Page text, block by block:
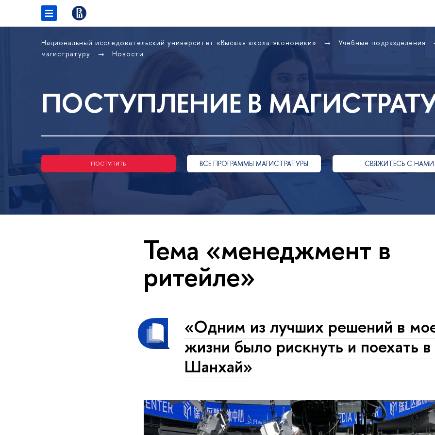
Национальный исследовательский университет «Высшая школа экономики»
Учебные подразделения
магистратуру
Новости
ПОСТУПЛЕНИЕ В
ПОСТУПИТЬ ВСЕ ПРОГРАММЫ МАГИСТРАТУРЫ СВЯЖИТЕСЬ С НАМИ
Тема «менеджмент в
ритейле»
«Одним из лучших решений в
жизни было рискнуть и поехать в
Шанхай»